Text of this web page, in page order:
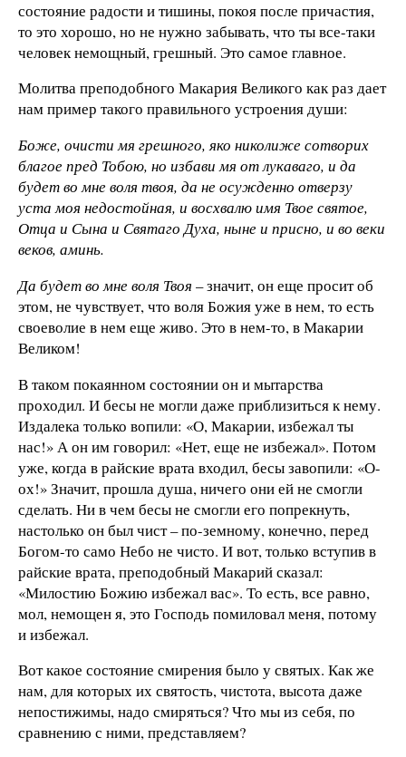
состояние радости и тишины, покоя после причастия,
то это хорошо, но не нужно забывать, что ты все-та­ки
человек немощный, грешный. Это самое главное.
Молитва преподобного Макария Великого как раз дает
нам пример такого правильного устроения души:
Боже, очисти мя грешного, яко николиже сотворих
благое пред Тобою, но избави мя от лукаваго, и да
будет во мне воля твоя, да не осужденно отверзу
уста моя недостойная, и восхвалю имя Твое святое,
Отца и Сына и Святаго Духа, ныне и присно, и во веки
веков, аминь.
Да будет во мне воля Твоя – значит, он еще просит об
этом, не чувствует, что воля Божия уже в нем, то есть
своеволие в нем еще живо. Это в нем-то, в Макарии
Великом!
В таком покаянном состоянии он и мытарства
проходил. И бесы не могли даже приблизиться к нему.
Издалека только вопили: «О, Макарии, избежал ты
нас!» А он им говорил: «Нет, еще не избежал». Потом
уже, когда в райские врата входил, бесы завопили: «О-
ох!» Значит, прошла душа, ничего они ей не смогли
сделать. Ни в чем бесы не смогли его попрекнуть,
настолько он был чист – по-земному, конечно, перед
Богом-то само Небо не чисто. И вот, только вступив в
райские врата, преподобный Макарий сказал:
«Милостию Божию избежал вас». То есть, все равно,
мол, немощен я, это Господь помиловал меня, потому
и избежал.
Вот какое состояние смирения было у святых. Как же
нам, для которых их святость, чистота, высота даже
непостижимы, надо смиряться? Что мы из себя, по
сравнению с ними, представляем?